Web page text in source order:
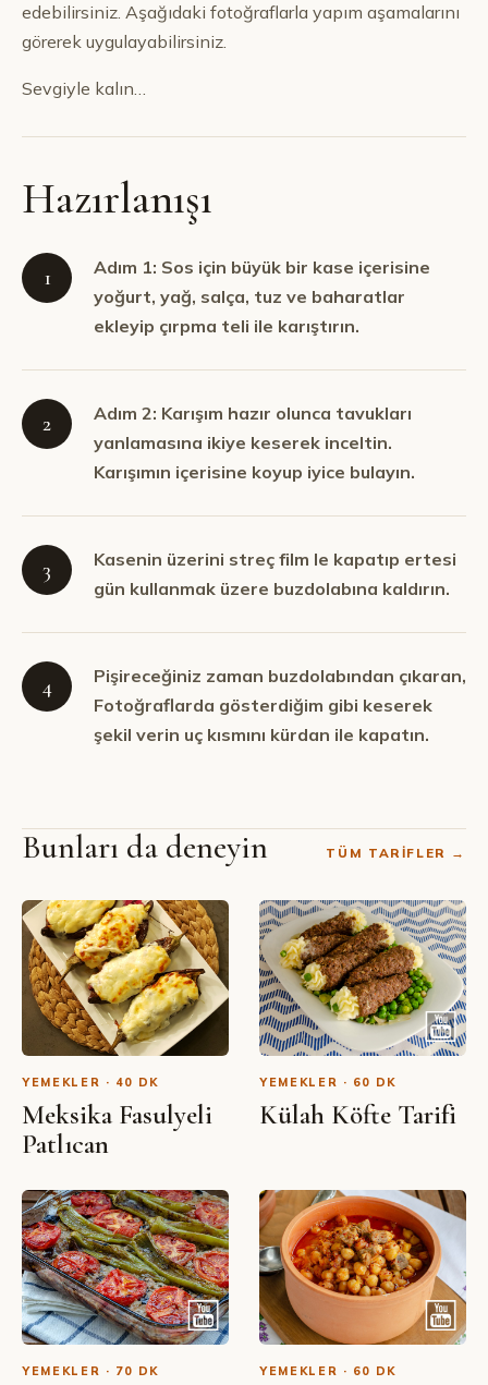
edebilirsiniz. Aşağıdaki fotoğraflarla yapım aşamalarını
görerek uygulayabilirsiniz.
Sevgiyle kalın…
Hazırlanışı
1
Adım 1: Sos için büyük bir kase içerisine
yoğurt, yağ, salça, tuz ve baharatlar
ekleyip çırpma teli ile karıştırın.
2
Adım 2: Karışım hazır olunca tavukları
yanlamasına ikiye keserek inceltin.
Karışımın içerisine koyup iyice bulayın.
3
Kasenin üzerini streç film le kapatıp ertesi
gün kullanmak üzere buzdolabına kaldırın.
4
Pişireceğiniz zaman buzdolabından çıkaran,
Fotoğraflarda gösterdiğim gibi keserek
şekil verin uç kısmını kürdan ile kapatın.
Bunları da deneyin TÜM TARIFLER →
YEMEKLER · 40 DK
Meksika Fasulyeli
Patlıcan
YEMEKLER · 60 DK
Külah Köfte Tarifi
YEMEKLER · 70 DK YEMEKLER · 60 DK